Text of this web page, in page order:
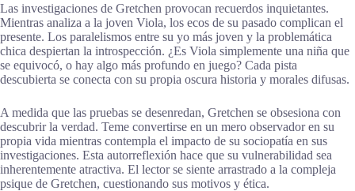
Las investigaciones de Gretchen provocan recuerdos inquietantes.
Mientras analiza a la joven Viola, los ecos de su pasado complican el
presente. Los paralelismos entre su yo más joven y la problemática
chica despiertan la introspección. ¿Es Viola simplemente una niña que
se equivocó, o hay algo más profundo en juego? Cada pista
descubierta se conecta con su propia oscura historia y morales difusas.
A medida que las pruebas se desenredan, Gretchen se obsesiona con
descubrir la verdad. Teme convertirse en un mero observador en su
propia vida mientras contempla el impacto de su sociopatía en sus
investigaciones. Esta autorreflexión hace que su vulnerabilidad sea
inherentemente atractiva. El lector se siente arrastrado a la compleja
psique de Gretchen, cuestionando sus motivos y ética.